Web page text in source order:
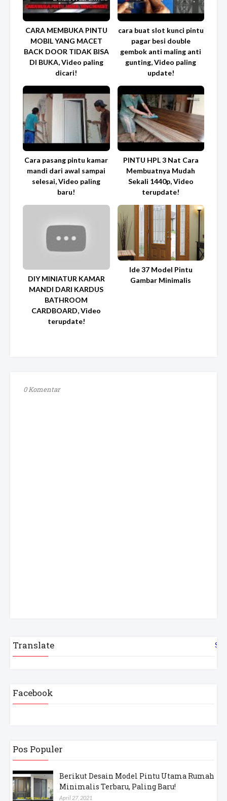
CARA MEMBUKA PINTU
MOBIL YANG MACET
BACK DOOR TIDAK BISA
DI BUKA, Video paling
dicari!
cara buat slot kunci pintu
pagar besi double
gembok anti maling anti
gunting, Video paling
update!
Cara pasang pintu kamar
mandi dari awal sampai
selesai, Video paling
baru!
PINTU HPL 3 Nat Cara
Membuatnya Mudah
Sekali 1440p, Video
terupdate!
DIY MINIATUR KAMAR
MANDI DARI KARDUS
BATHROOM
CARDBOARD, Video
terupdate!
Ide 37 Model Pintu
Gambar Minimalis
0 Komentar
Translate
Facebook
Pos Populer
Berikut Desain Model Pintu Utama Rumah
Minimalis Terbaru, Paling Baru!
April 27, 2021